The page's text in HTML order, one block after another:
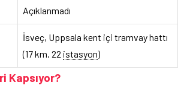
Açıklanmadı
İsveç, Uppsala kent içi tramvay hattı
(17 km, 22 istasyon)
Kapsıyor?